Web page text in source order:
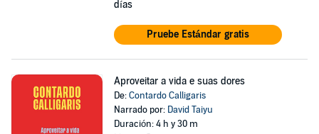
días
Pruebe Estándar gratis
Aproveitar a vida e suas dores
De:Contardo Calligaris
Narrado por: David Taiyu
Duración: 4 h y 30 m